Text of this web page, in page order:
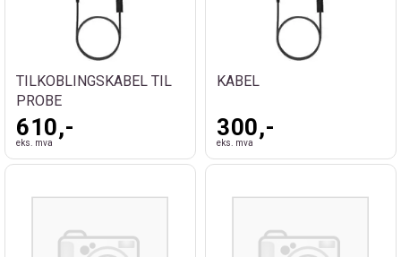
TILKOBLINGSKABEL TIL
PROBE
610,-
eks. mva
KABEL
300,-
eks. mva